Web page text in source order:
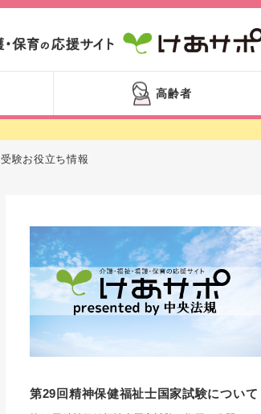
高齢者
受験お役立ち情報
第29回精神保健福祉士国家試験について